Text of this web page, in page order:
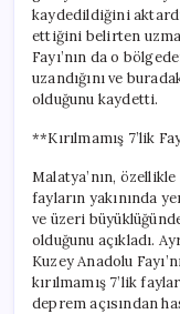
kaydedildiğini
ettiğini belirten
Fayı’nın da o
uzandığını ve
olduğunu kaydetti.
**Kırılmamış 7’lik
Malatya’nın,
fayların yakınında
ve üzeri
olduğunu açıkladı.
Kuzey Anadolu
kırılmamış 7’lik
deprem açısından